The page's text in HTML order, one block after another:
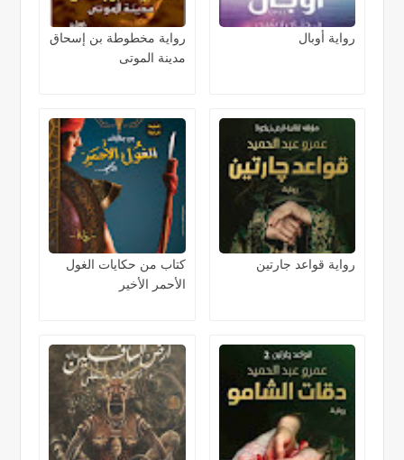
رواية أوبال
رواية مخطوطة بن إسحاق
مدينة الموتى
رواية قواعد جارتين
كتاب من حكايات الغول
الأحمر الأخير